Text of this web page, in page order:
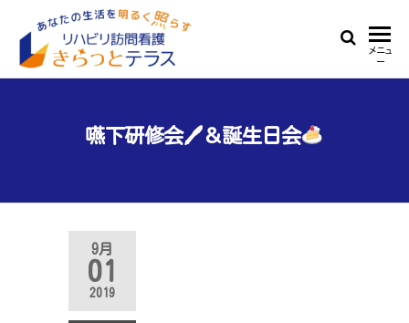
the
ハ
リ
問
生
活
メニュ
ー
嚥下研修会🖊＆誕生日会
9月
01
2019